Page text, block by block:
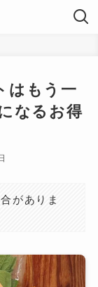
はもう一
なるお得
がありま